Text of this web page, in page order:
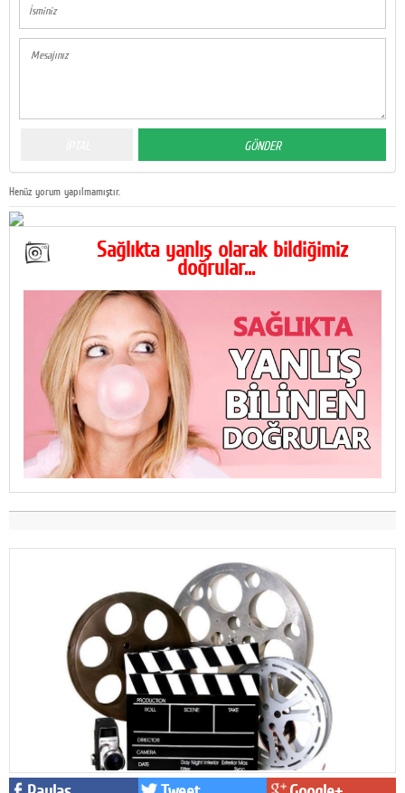
Henüz yorum yapılmamıştır.
Sağlıkta yanlış olarak bildiğimiz
doğrular...